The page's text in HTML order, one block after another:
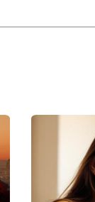
con
a
oferta. Esta